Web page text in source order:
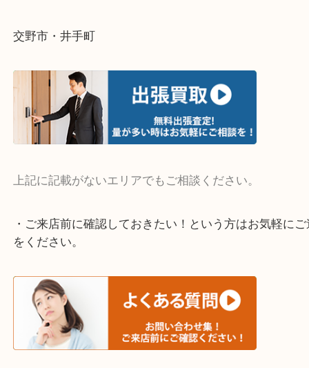
そんなときはお気軽にご相談ください。
宇治市・京田辺市・和束町・城陽市・枚方市
寝屋川市・門真市・伏見区・高槻市・甲賀市
交野市・井手町